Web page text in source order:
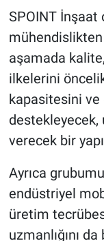
SPOINT İnşaat
aşamada
ilkelerini
kapasitesini
destekleyecek,
verecek bir
Ayrıca
endüstriyel
üretim
uzmanlığını